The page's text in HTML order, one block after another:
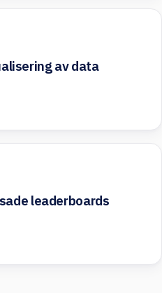
av data
leaderboards